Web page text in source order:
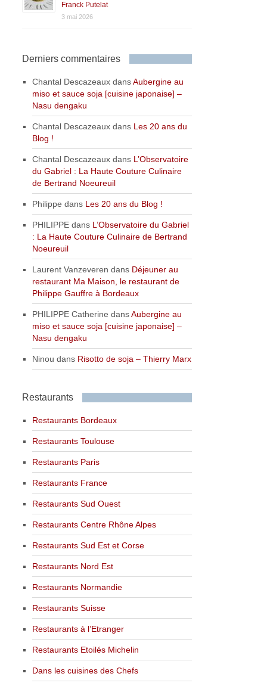
Franck Putelat
3 mai 2026
Derniers commentaires
Chantal Descazeaux dansAubergine au
miso et sauce soja [cuisine japonaise] –
Nasu dengaku
Chantal Descazeaux dans Les 20 ans du
Blog !
Chantal Descazeaux dans L’Observatoire
du Gabriel : La Haute Couture Culinaire
de Bertrand Noeureuil
Philippe dans Les 20 ans du Blog !
PHILIPPE dans L’Observatoire du Gabriel
: La Haute Couture Culinaire de Bertrand
Noeureuil
Laurent Vanzeveren dans Déjeuner au
restaurant Ma Maison, le restaurant de
Philippe Gauffre à Bordeaux
PHILIPPE Catherine dansAubergine au
miso et sauce soja [cuisine japonaise] –
Nasu dengaku
Ninou dans Risotto de soja – Thierry Marx
Restaurants
Restaurants Bordeaux
Restaurants Toulouse
Restaurants Paris
Restaurants France
Restaurants Sud Ouest
Restaurants Centre Rhône Alpes
Restaurants Sud Est et Corse
Restaurants Nord Est
Restaurants Normandie
Restaurants Suisse
Restaurants à l’Etranger
Restaurants Etoilés Michelin
Dans les cuisines des Chefs